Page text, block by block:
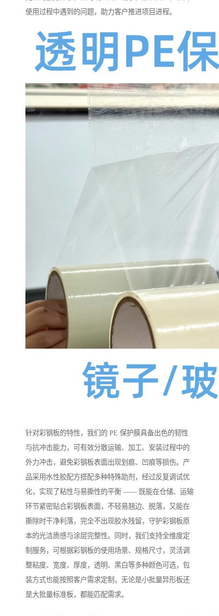
使用过程中遇到的问题，助力客户推进项目进程。
针对彩钢板的特性，我们的 PE 保护膜具备出色的韧性
与抗冲击能力，可有效分散运输、加工、安装过程中的
外力冲击，避免彩钢板表面出现划痕、凹痕等损伤。产
品采用水性胶配方搭配多种特殊助剂，经过反复调试优
化，实现了粘性与易撕性的平衡 —— 既能在仓储、运输
环节紧密贴合彩钢板表面，不轻易翘边、脱落，又能在
撕除时干净利落，完全不出现胶水残留，守护彩钢板原
本的光洁质感与涂层完整性。同时，我们支持全维度定
制服务，可根据彩钢板的使用场景、规格尺寸，灵活调
整粘度、宽度、厚度，透明、黑白等多种颜色可选，包
装方式也能按照客户需求定制，无论是小批量异形板还
是大批量标准板，都能匹配需求。